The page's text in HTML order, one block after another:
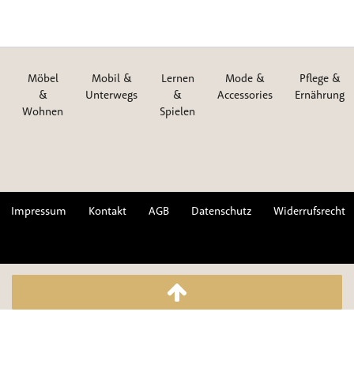
Möbel
&
Wohnen
Mobil &
Unterwegs
Lernen
&
Spielen
Mode &
Accessories
Pflege &
Ernährung
Impressum Kontakt AGB Datenschutz Widerrufsrecht